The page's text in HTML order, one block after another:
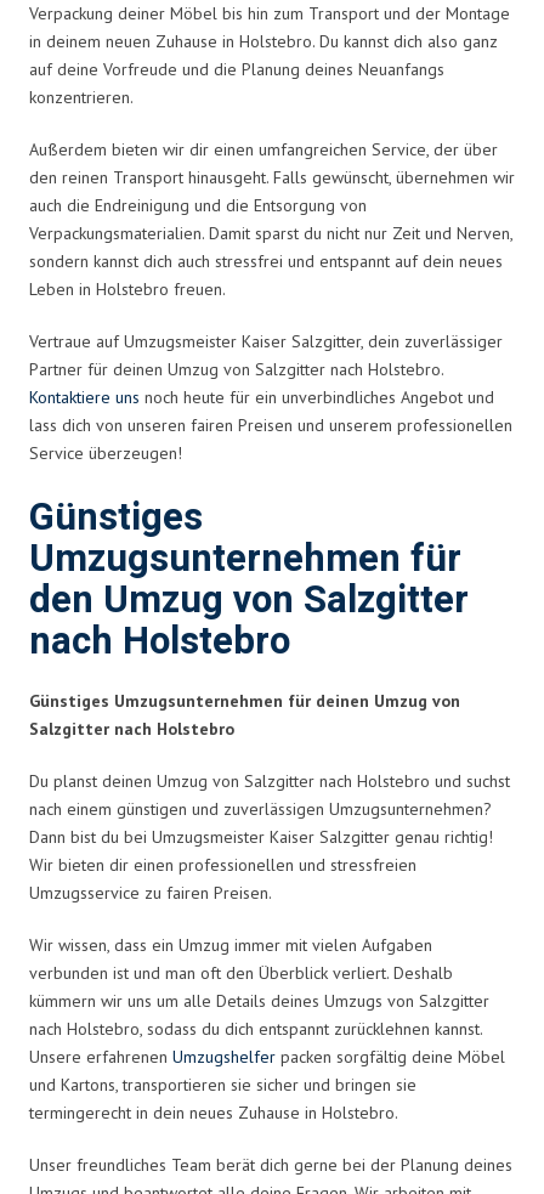
Verpackung deiner Möbel bis hin zum Transport und der Montage
in deinem neuen Zuhause in Holstebro. Du kannst dich also ganz
auf deine Vorfreude und die Planung deines Neuanfangs
konzentrieren.
Außerdem bieten wir dir einen umfangreichen Service, der über
den reinen Transport hinausgeht. Falls gewünscht, übernehmen wir
auch die Endreinigung und die Entsorgung von
Verpackungsmaterialien. Damit sparst du nicht nur Zeit und Nerven,
sondern kannst dich auch stressfrei und entspannt auf dein neues
Leben in Holstebro freuen.
Vertraue auf Umzugsmeister Kaiser Salzgitter, dein zuverlässiger
Partner für deinen Umzug von Salzgitter nach Holstebro.
Kontaktiere uns noch heute für ein unverbindliches Angebot und
lass dich von unseren fairen Preisen und unserem professionellen
Service überzeugen!
Günstiges
Umzugsunternehmen für
den Umzug von Salzgitter
nach Holstebro
Günstiges Umzugsunternehmen für deinen Umzug von
Salzgitter nach Holstebro
Du planst deinen Umzug von Salzgitter nach Holstebro und suchst
nach einem günstigen und zuverlässigen Umzugsunternehmen?
Dann bist du bei Umzugsmeister Kaiser Salzgitter genau richtig!
Wir bieten dir einen professionellen und stressfreien
Umzugsservice zu fairen Preisen.
Wir wissen, dass ein Umzug immer mit vielen Aufgaben
verbunden ist und man oft den Überblick verliert. Deshalb
kümmern wir uns um alle Details deines Umzugs von Salzgitter
nach Holstebro, sodass du dich entspannt zurücklehnen kannst.
Unsere erfahrenen Umzugshelfer packen sorgfältig deine Möbel
und Kartons, transportieren sie sicher und bringen sie
termingerecht in dein neues Zuhause in Holstebro.
Unser freundliches Team berät dich gerne bei der Planung deines